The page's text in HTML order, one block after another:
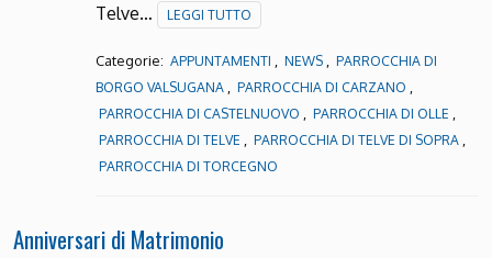
Telve…
LEGGI TUTTO
Categorie: APPUNTAMENTI NEWS
PARROCCHIA DI
BORGO VALSUGANA
PARROCCHIA DI CARZANO
PARROCCHIA DI CASTELNUOVO PARROCCHIA DI OLLE
PARROCCHIA DI TELVE PARROCCHIA DI TELVE DI SOPRA
PARROCCHIA DI TORCEGNO
Anniversari di Matrimonio